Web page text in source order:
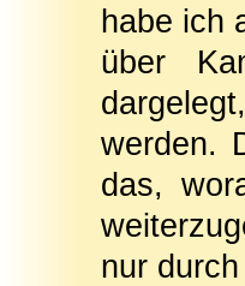
habe ich
über
werden.
das,
nur